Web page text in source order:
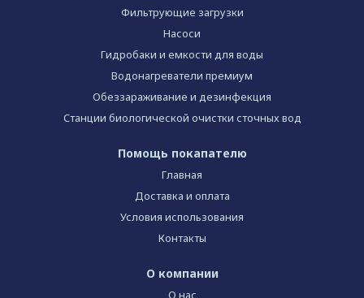
Фильтрующие загрузки
Насоси
Гидробаки и емкости для воды
Водонагреватели премиум
Обеззараживание и дезинфекция
Станции биологической очистки сточных вод
Помощь покапателю
Главная
Доставка и оплата
Условия использования
Контакты
О компании
О нас